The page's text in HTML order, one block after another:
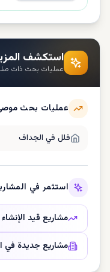
استكشف
عمليات بحث ذات
عمليات بحث
فلل في الجداف
استثمر في
مشاريع قيد
مشاريع جديدة في